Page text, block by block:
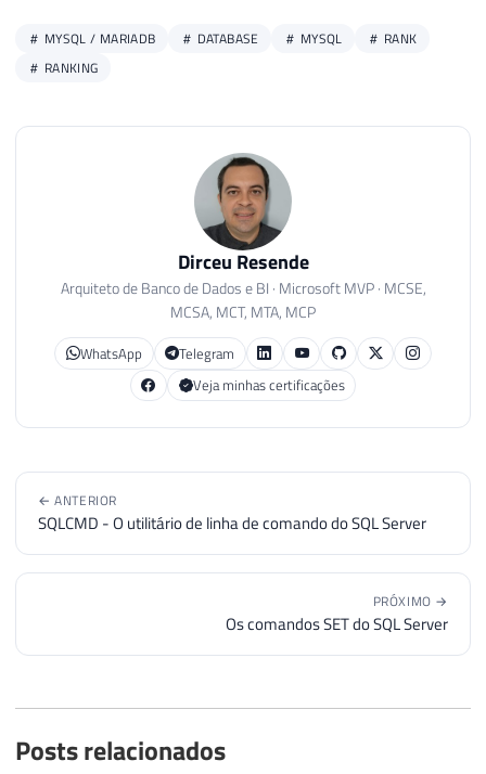
MYSQL / MARIADB DATABASE MYSQL
RANK
RANKING
Dirceu Resende
Arquiteto de Banco de Dados e BI · Microsoft MVP · MCSE,
MCSA, MCT, MTA, MCP
WhatsApp
Telegram
Veja minhas certificações
← ANTERIOR
SQLCMD - O utilitário de linha de comando do SQL Server
PRÓXIMO →
Os comandos SET do SQL Server
Posts relacionados